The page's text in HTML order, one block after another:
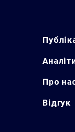
Про
Відгук